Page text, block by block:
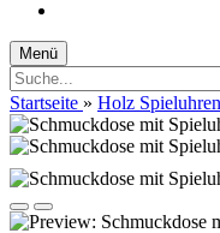
Menü
Startseite » Holz Spieluhren